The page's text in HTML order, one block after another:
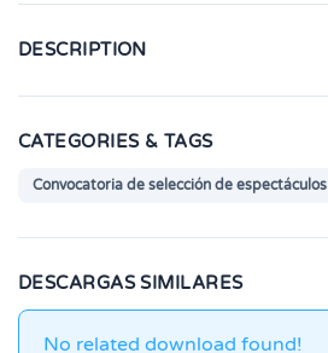
DESCRIPTION
CATEGORIES & TAGS
Convocatoria de selección de espectáculos
DESCARGAS SIMILARES
No related download found!